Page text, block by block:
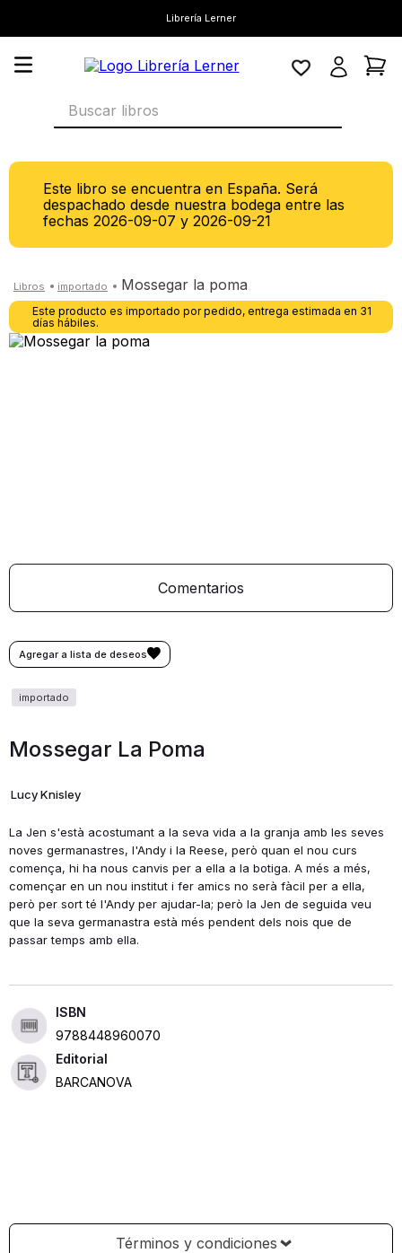
Librería Lerner
Buscar libros
Este libro se encuentra en España. Será
despachado desde nuestra bodega entre las
fechas2026-09-07 y2026-09-21
mossegar la poma
Este producto es importado por pedido, entrega estimada en 31
días hábiles.
Comentarios
Mossegar La Poma
Lucy Knisley
La Jen s'està acostumant a la seva vida a la granja amb les seves
noves germanastres, l'Andy i la Reese, però quan el nou curs
comença, hi ha nous canvis per a ella a la botiga. A més a més,
començar en un nou institut i fer amics no serà fàcil per a ella,
però per sort té l'Andy per ajudar-la; però la Jen de seguida veu
que la seva germanastra està més pendent dels nois que de
passar temps amb ella.
ISBN
9788448960070
Editorial
BARCANOVA
Términos y condiciones